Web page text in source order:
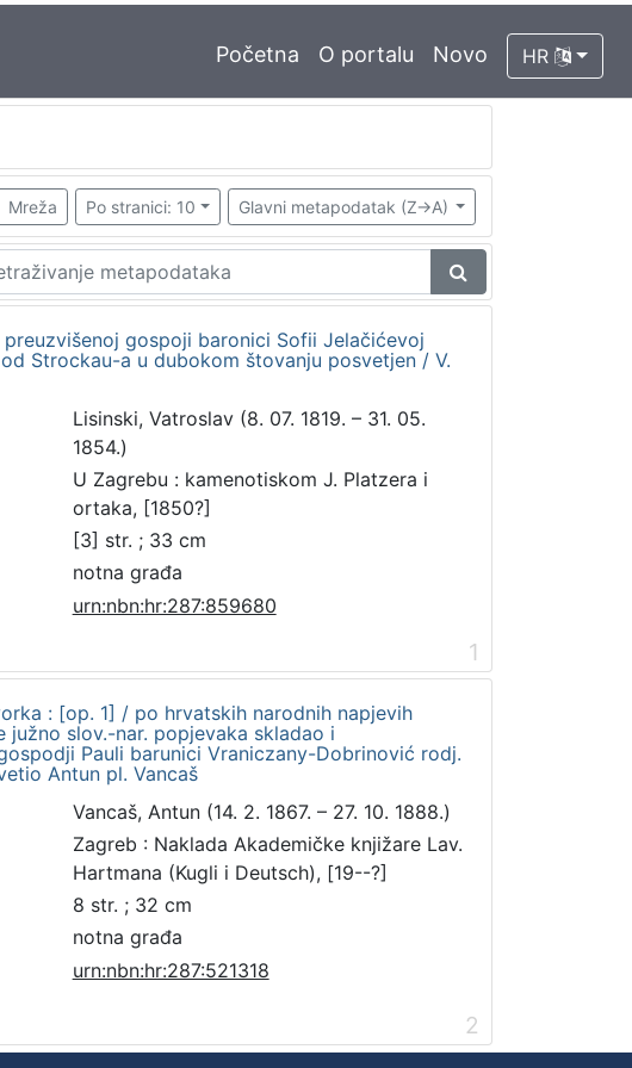
Početna O portalu Novo HR
Mreža Po stranici: 10 Glavni metapodatak (Z->A)
preuzvišenoj gospoji baronici Sofii Jelačićevoj
Strockau-a u dubokom štovanju posvetjen / V.
Lisinski, Vatroslav (8. 07. 1819. – 31. 05.
1854.)
U Zagrebu : kamenotiskom J. Platzera i
ortaka, [1850?]
[3] str. ; 33 cm
notna građa
urn:nbn:hr:287:859680
1
: [op. 1] / po hrvatskih narodnih napjevih
južno slov.-nar. popjevaka skladao i
Pauli barunici Vraniczany-Dobrinović rodj.
Antun pl. Vancaš
Vancaš, Antun (14. 2. 1867. – 27. 10. 1888.)
Zagreb : Naklada Akademičke knjižare Lav.
Hartmana (Kugli i Deutsch), [19--?]
8 str. ; 32 cm
notna građa
urn:nbn:hr:287:521318
2